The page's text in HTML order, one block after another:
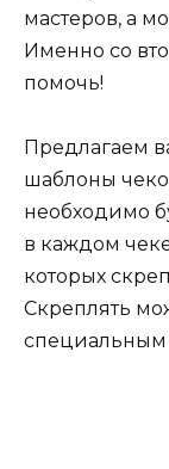
мастеров, а
Именно со
помочь!
Предлагаем
шаблоны
необходимо
в каждом
которых
Скреплять
специальным